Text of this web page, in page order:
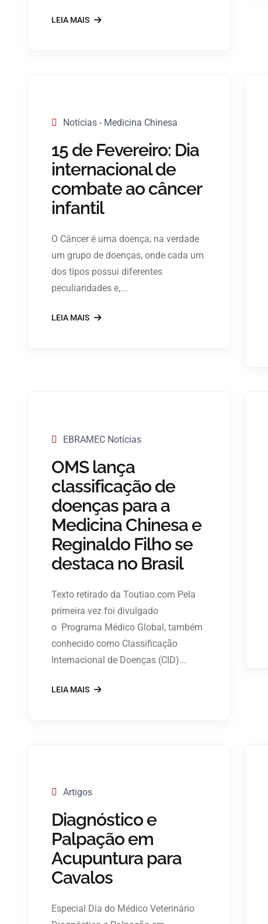
LEIA MAIS
Notícias - Medicina Chinesa
15 de Fevereiro: Dia
internacional de
combate ao câncer
infantil
O Câncer é uma doença, na verdade
um grupo de doenças, onde cada um
dos tipos possui diferentes
peculiaridades e,...
LEIA MAIS
EBRAMEC Notícias
OMS lança
classificação de
doenças para a
Medicina Chinesa e
Reginaldo Filho se
destaca no Brasil
Texto retirado da Toutiao.com Pela
primeira vez foi divulgado
o Programa Médico Global, também
conhecido como Classificação
Internacional de Doenças (CID)...
LEIA MAIS
Artigos
Diagnóstico e
Palpação em
Acupuntura para
Cavalos
Especial Dia do Médico Veterinário